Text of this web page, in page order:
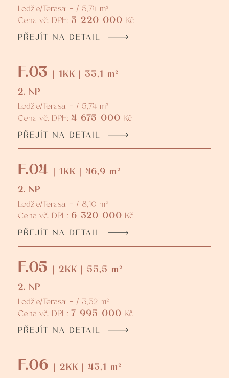
Lodžie/Terasa: - / 5,74 m²
Cena vč. DPH: 5 220 000 Kč
PŘEJÍT NA DETAIL
F.03 | 1KK | 33,1 m²
2. NP
Lodžie/Terasa: - / 5,74 m²
Cena vč. DPH: 4 675 000 Kč
PŘEJÍT NA DETAIL
F.04 | 1KK | 46,9 m²
2. NP
Lodžie/Terasa: - / 8,10 m²
Cena vč. DPH: 6 320 000 Kč
PŘEJÍT NA DETAIL
F.05 | 2KK | 55,5 m²
2. NP
Lodžie/Terasa: - / 3,52 m²
Cena vč. DPH: 7 995 000 Kč
PŘEJÍT NA DETAIL
F.06 | 2KK | 43,1 m²